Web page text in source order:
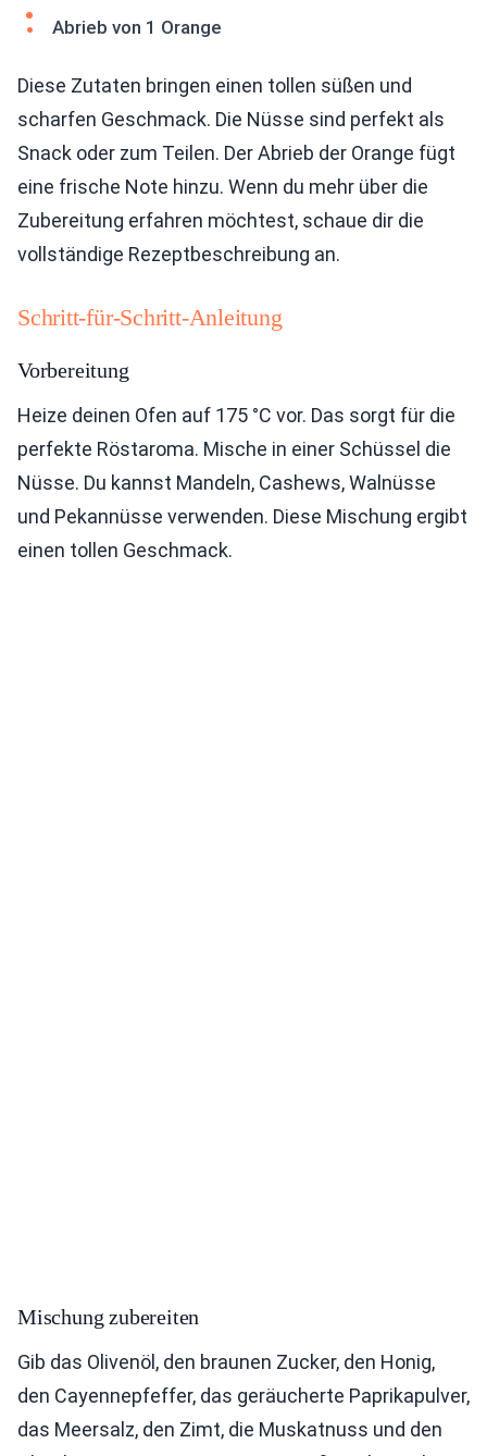
Abrieb von 1 Orange
Diese Zutaten bringen einen tollen süßen und
scharfen Geschmack. Die Nüsse sind perfekt als
Snack oder zum Teilen. Der Abrieb der Orange fügt
eine frische Note hinzu. Wenn du mehr über die
Zubereitung erfahren möchtest, schaue dir die
vollständige Rezeptbeschreibung an.
Schritt-für-Schritt-Anleitung
Vorbereitung
Heize deinen Ofen auf 175 °C vor. Das sorgt für die
perfekte Röstaroma. Mische in einer Schüssel die
Nüsse. Du kannst Mandeln, Cashews, Walnüsse
und Pekannüsse verwenden. Diese Mischung ergibt
einen tollen Geschmack.
Mischung zubereiten
Gib das Olivenöl, den braunen Zucker, den Honig,
den Cayennepfeffer, das geräucherte Paprikapulver,
das Meersalz, den Zimt, die Muskatnuss und den